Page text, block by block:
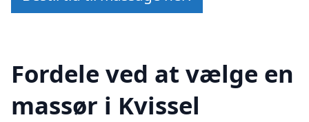
Fordele ved at vælge en
massør i Kvissel